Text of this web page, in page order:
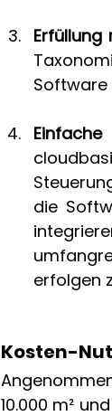
Software
die
erfolgen
Kosten-
10.000 m²